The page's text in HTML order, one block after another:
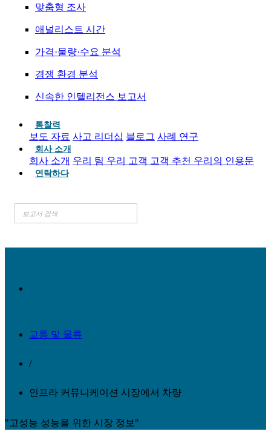
맞춤형 조사
애널리스트 시간
가격·물량·수요 분석
경쟁 환경 분석
신속한 인텔리전스 보고서
통찰력
보도 자료 사고 리더십 블로그 사례 연구
회사 소개
회사 소개 우리 팀 우리 고객 고객 추천 우리의 인용문
연락하다
교통 및 물류
/
인프라 커뮤니케이션 시장에서 차량
"고성능 성능을 위한 시장 정보"